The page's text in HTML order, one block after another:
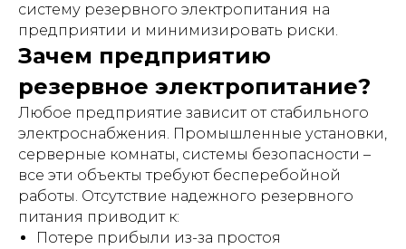
систему резервного электропитания на
предприятии и минимизировать риски.
Зачем предприятию
резервное электропитание?
Любое предприятие зависит от стабильного
электроснабжения. Промышленные установки,
серверные комнаты, системы безопасности –
все эти объекты требуют бесперебойной
работы. Отсутствие надежного резервного
питания приводит к:
Потере прибыли из-за простоя